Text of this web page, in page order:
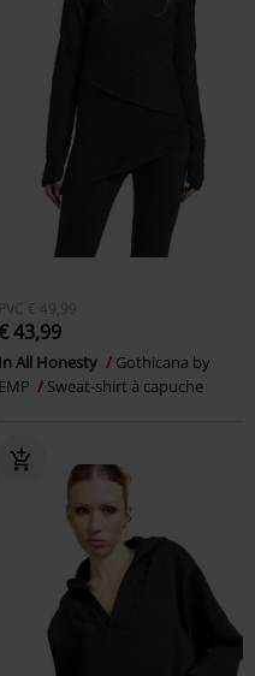
PVC € 49,99
43,99
In All Honesty
Gothicana by
EMP
Sweat-shirt à capuche